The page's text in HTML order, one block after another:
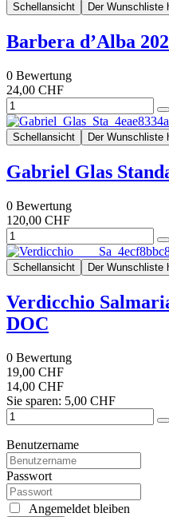
Schellansicht Der Wunschliste
Barbera d’Alba
0 Bewertung
24,00 CHF
Schellansicht Der Wunschliste
Gabriel Glas
0 Bewertung
120,00 CHF
Schellansicht Der Wunschliste
Verdicchio
DOC
0 Bewertung
19,00 CHF
14,00 CHF
Sie sparen: 5,00 CHF
Benutzername
Passwort
Angemeldet bleiben